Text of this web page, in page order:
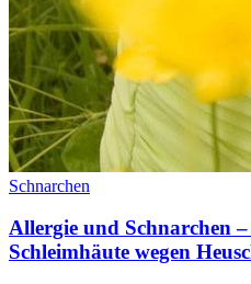
Schnarchen
Allergie und Schnarchen –
Schleimhäute wegen